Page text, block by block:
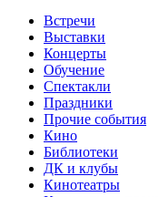
Встречи
Выставки
Концерты
Обучение
Спектакли
Праздники
Прочие события
Кино
Библиотеки
ДК и клубы
Кинотеатры